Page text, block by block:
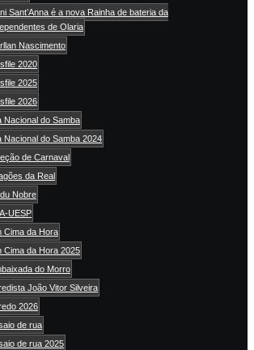
Sant’Anna é a nova Rainha de bateria da
de Olaria
Nascimento
2020
2025
2026
Nacional do Samba
Nacional do Samba 2024
de Carnaval
da Real
Nobre
UESP
Cima da Hora
Cima da Hora 2025
do Morro
João Vitor Silveira
2026
de rua
de rua 2025